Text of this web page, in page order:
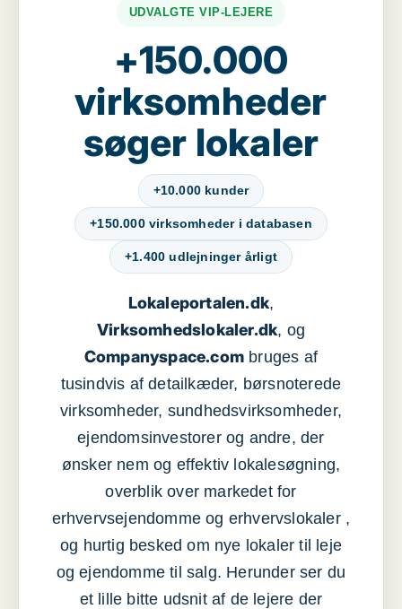
UDVALGTE VIP-LEJERE
+150.000
virksomheder
søger lokaler
+10.000 kunder
+150.000 virksomheder i databasen
+1.400 udlejninger årligt
Lokaleportalen.dk,
Virksomhedslokaler.dk, og
Companyspace.com bruges af
tusindvis af detailkæder, børsnoterede
virksomheder, sundhedsvirksomheder,
ejendomsinvestorer og andre, der
ønsker nem og effektiv lokalesøgning,
overblik over markedet for
erhvervsejendomme og erhvervslokaler ,
og hurtig besked om nye lokaler til leje
og ejendomme til salg. Herunder ser du
et lille bitte udsnit af de lejere der